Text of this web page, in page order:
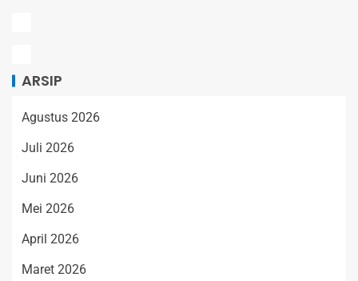
ARSIP
Agustus 2026
Juli 2026
Juni 2026
Mei 2026
April 2026
Maret 2026